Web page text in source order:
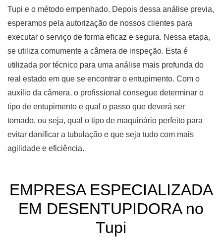
Tupi e o método empenhado. Depois dessa análise previa,
esperamos pela autorização de nossos clientes para
executar o serviço de forma eficaz e segura. Nessa etapa,
se utiliza comumente a câmera de inspeção. Esta é
utilizada por técnico para uma análise mais profunda do
real estado em que se encontrar o entupimento. Com o
auxílio da câmera, o profissional consegue determinar o
tipo de entupimento e qual o passo que deverá ser
tomado, ou seja, qual o tipo de maquinário perfeito para
evitar danificar a tubulação e que seja tudo com mais
agilidade e eficiência.
EMPRESA ESPECIALIZADA
EM DESENTUPIDORA no
Tupi